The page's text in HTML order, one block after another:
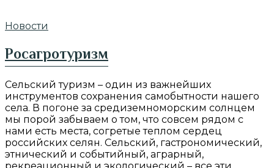
Новости
Росагротуризм
Сельский туризм – один из важнейших
инструментов сохранения самобытности нашего
села. В погоне за средиземноморским солнцем
мы порой забываем о том, что совсем рядом с
нами есть места, согретые теплом сердец
российских селян. Сельский, гастрономический,
этнический и событийный, аграрный,